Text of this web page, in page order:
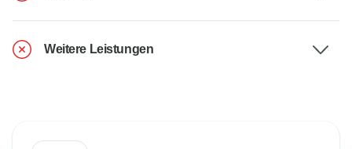
Weitere Leistungen